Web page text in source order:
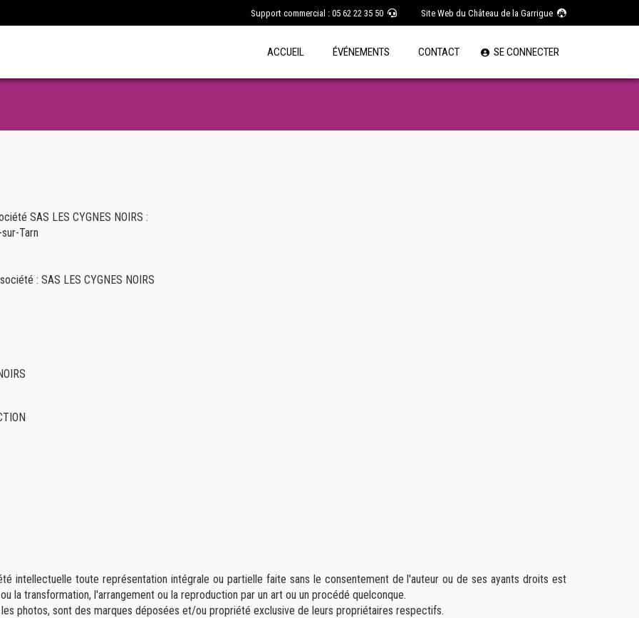
Support commercial : 05 62 22 35 50 Site Web du Château de la Garrigue
ACCUEIL ÉVÉNEMENTS CONTACT SE CONNECTER
SAS LES CYGNES NOIRS :
Tarn
: SAS LES CYGNES NOIRS
intellectuelle toute représentation intégrale ou partielle faite sans le consentement de l'auteur ou de ses ayants droits est
la transformation, l'arrangement ou la reproduction par un art ou un procédé quelconque.
photos, sont des marques déposées et/ou propriété exclusive de leurs propriétaires respectifs.